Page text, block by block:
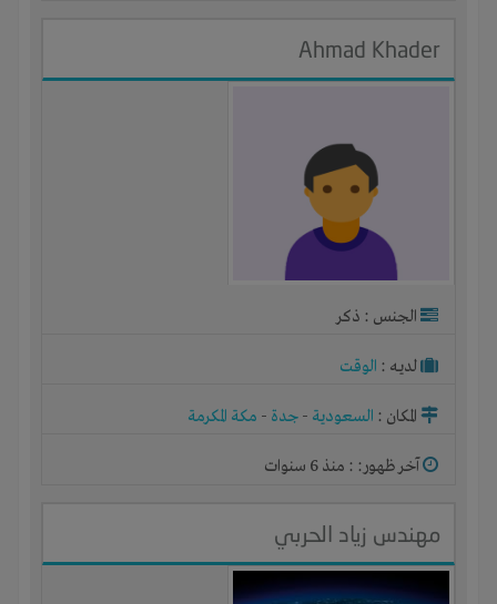
Ahmad Khader
الجنس : ذكر
لديـه : الوقت
المكان : السعودية - جدة - مكة المكرمة
آخر ظهور: : منذ 6 سنوات
مهندس زياد الحربي